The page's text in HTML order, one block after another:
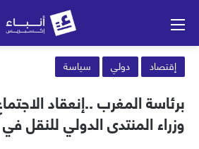
إقتصاد دولي سياسة
وزراء المنتدى الدولي للنقل في